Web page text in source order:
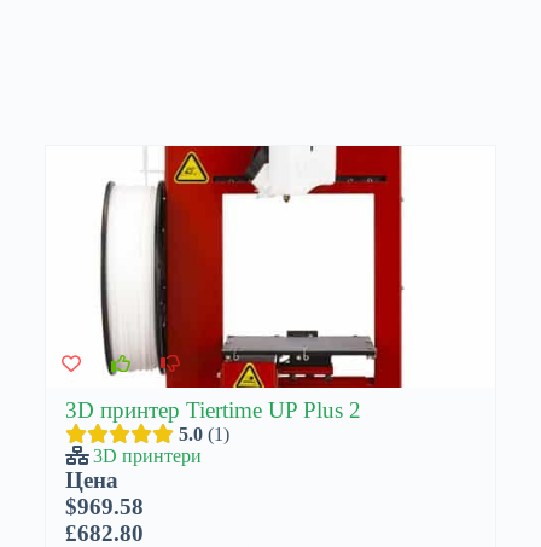
3D принтер Tiertime UP Plus 2
5.0 1
3D принтери
Цена
$969.58
£682.80